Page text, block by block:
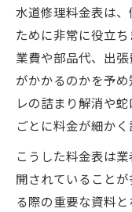
口コミや
定
水道修理
メンテナ
認
水道修理
水回りメ
水道修理料金表は
ために非常に役立
業費や部品代、出
がかかるのかを予
レの詰まり解消や
ごとに料金が細かく
こうした料金表は
開されていること
る際の重要な資料